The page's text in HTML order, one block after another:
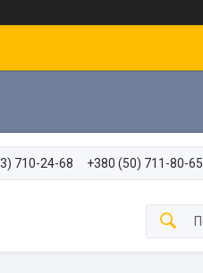
710-24-68 +380 (50) 711-80-65